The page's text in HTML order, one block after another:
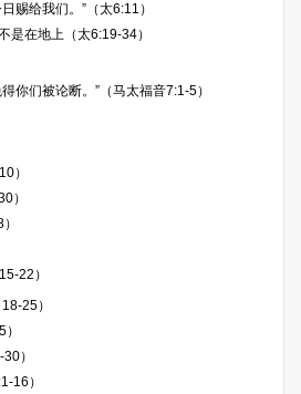
赐给我们。”（太6:11）
是在地上（太6:19-34）
你们被论断。”（马太福音7:1-5）
）
）
22）
25）
）
16）